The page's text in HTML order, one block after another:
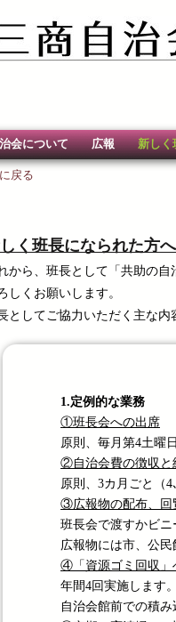
会について 広報 新しく
戻る
しく班長になられ
から、班長として「共助の自
しくお願いします。
としてご協力いただく主な内
1.定例的な業務
①班長会への出席
原則、毎月第4土曜
②自治会費の徴収と
原則、3カ月ごと（4
③広報物の配布、回
班長会で渡すかビ
広報物には市、公民
④ 「資源ゴミ回収
年間4回実施します
自治会館前での積